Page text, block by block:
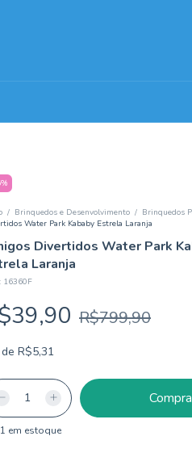
%
/ Brinquedos e Desenvolvimento / Brinquedos
Water Park Kababy Estrela Laranja
Divertidos Water Park
Laranja
16360F
R$799,90
de R$5,31
em estoque